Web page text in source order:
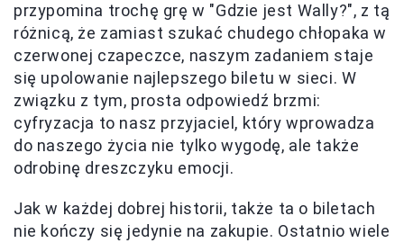
przypomina trochę grę w "Gdzie jest Wally?", z tą
różnicą, że zamiast szukać chudego chłopaka w
czerwonej czapeczce, naszym zadaniem staje
się upolowanie najlepszego biletu w sieci. W
związku z tym, prosta odpowiedź brzmi:
cyfryzacja to nasz przyjaciel, który wprowadza
do naszego życia nie tylko wygodę, ale także
odrobinę dreszczyku emocji.
Jak w każdej dobrej historii, także ta o biletach
nie kończy się jedynie na zakupie. Ostatnio wiele